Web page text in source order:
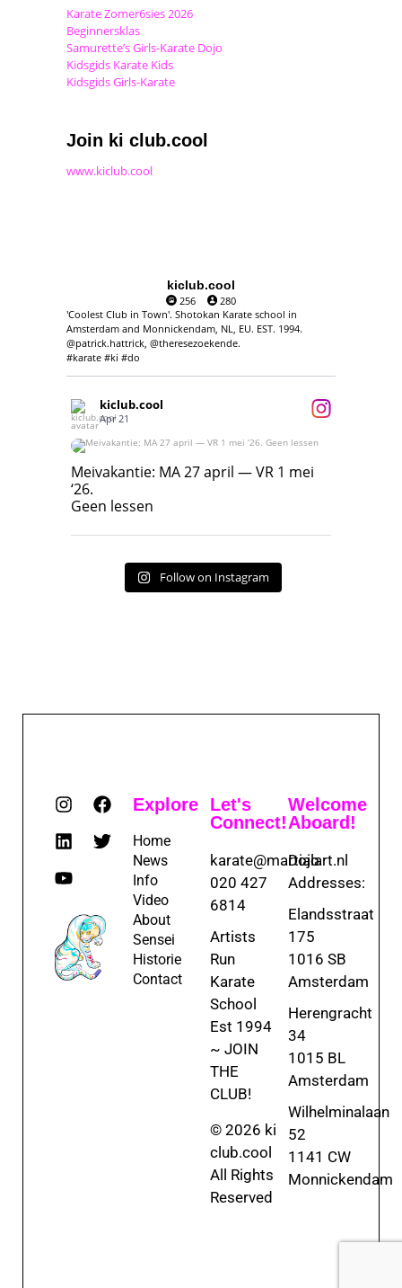
Karate Zomer6sies 2026
Beginnersklas
Samurette’s Girls-Karate Dojo
Kidsgids Karate Kids
Kidsgids Girls-Karate
Join ki club.cool
www.kiclub.cool
kiclub.cool
256
280
'Coolest Club in Town'. Shotokan Karate school in
Amsterdam and Monnickendam, NL, EU. EST. 1994.
@patrick.hattrick, @theresezoekende.
#karate #ki #do
kiclub.cool
Apr 21
Meivakantie: MA 27 april — VR 1 mei ‘26.
Geen lessen
Meivakantie: MA 27 april — VR 1 mei
‘26.
Geen lessen
Follow on Instagram
Explore
Home
News
Info
Video
About
Sensei
Historie
Contact
Let's
Connect!
karate@martialart.nl
020 427
6814
Artists
Run
Karate
School
Est 1994
~ JOIN
THE
CLUB!
© 2026 ki
club.cool
All Rights
Reserved
Welcome
Aboard!
Dojo
Addresses:
Elandsstraat
175
1016 SB
Amsterdam
Herengracht
34
1015 BL
Amsterdam
Wilhelminalaan
52
1141 CW
Monnickendam